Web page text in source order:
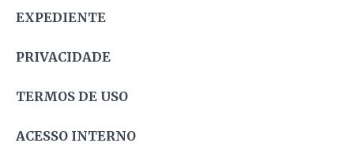
EXPEDIENTE
PRIVACIDADE
TERMOS DE USO
ACESSO INTERNO